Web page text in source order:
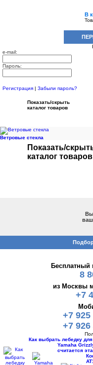
В
e-mail:
Пароль:
Регистрация
Забыли пароль?
Показать/скрыть
каталог товаров
Ветровые стекла
Показать/
каталог товаров
Бесплатный
8
из Москвы
+7
+7 925
+7 926
Как выбрать лебедку
Yamaha
считается